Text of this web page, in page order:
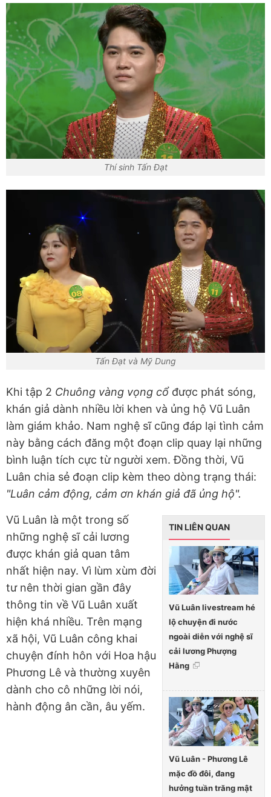
Thí sinh Tấn Đạt
Tấn Đạt và Mỹ Dung
Khi tập 2 Chuông vàng vọng cổ được phát sóng,
khán giả dành nhiều lời khen và ủng hộ Vũ Luân
làm giám khảo. Nam nghệ sĩ cũng đáp lại tình cảm
này bằng cách đăng một đoạn clip quay lại những
bình luận tích cực từ người xem. Đồng thời, Vũ
Luân chia sẻ đoạn clip kèm theo dòng trạng thái:
"Luân cảm động, cảm ơn khán giả đã ủng hộ".
TIN LIÊN QUAN
Vũ Luân livestream hé
lộ chuyện đi nước
ngoài diễn với nghệ sĩ
cải lương Phượng
Hằng
Vũ Luân - Phương Lê
mặc đồ đôi, đang
hưởng tuần trăng mật
Vũ Luân là một trong số
những nghệ sĩ cải lương
được khán giả quan tâm
nhất hiện nay. Vì lùm xùm đời
tư nên thời gian gần đây
thông tin về Vũ Luân xuất
hiện khá nhiều. Trên mạng
xã hội, Vũ Luân công khai
chuyện đính hôn với Hoa hậu
Phương Lê và thường xuyên
dành cho cô những lời nói,
hành động ân cần, âu yếm.